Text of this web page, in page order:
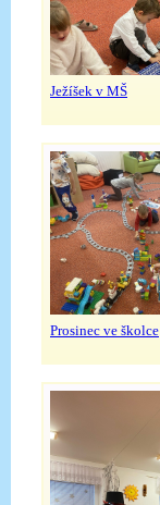
Ježíšek v MŠ
Prosinec ve školce